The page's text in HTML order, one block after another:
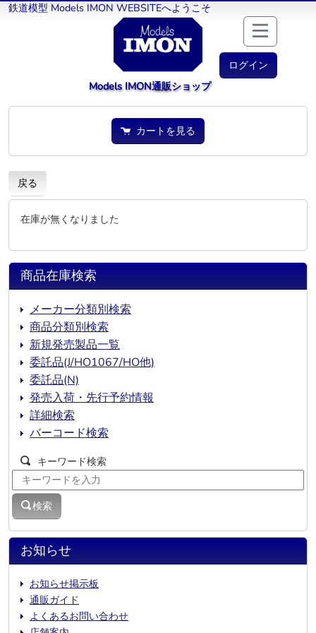
鉄道模型 Models IMON WEBSITEへようこそ
ログイン
Models IMON通販ショップ
カートを見る
戻る
在庫が無くなりました
お知らせ
お知らせ掲示板
通販ガイド
よくあるお問い合わせ
商品在庫検索
メーカー分類別検索
商品分類別検索
新規発売製品一覧
委託品(J/HO1067/HO他)
委託品(N)
発売入荷・先行予約情報
詳細検索
バーコード検索
キーワード検索
検索